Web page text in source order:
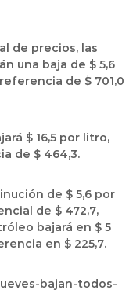
de precios, las
una baja de $ 5,6
de $ 701,0
$ 16,5 por litro,
de $ 464,3.
de $ 5,6 por
de $ 472,7,
bajará en $ 5
en $ 225,7.
bajan-todos-